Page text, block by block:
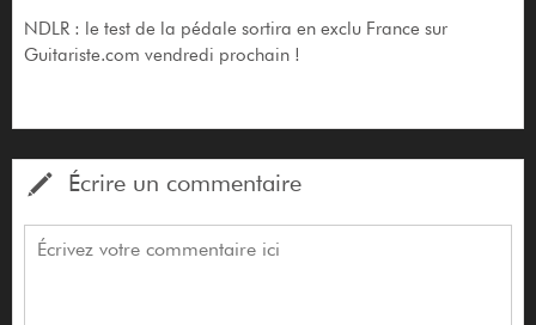
NDLR : le test de la pédale sortira en exclu France sur
Guitariste.com vendredi prochain !
Écrire un commentaire